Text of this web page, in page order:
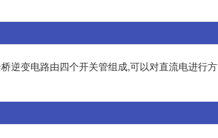
逆变电路由四个开关管组成,可以对直流电进行